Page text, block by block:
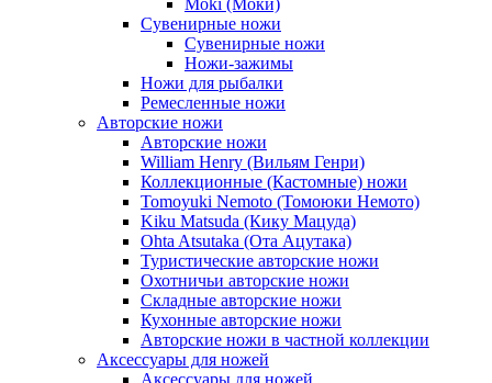
Сувенирные ножи
Сувенирные ножи
Ножи-зажимы
Ножи для рыбалки
Ремесленные ножи
Авторские ножи
Авторские ножи
William Henry (Вильям Генри)
Коллекционные (Кастомные) ножи
Tomoyuki Nemoto (Томоюки Немото)
Kiku Matsuda (Кику Мацуда)
Ohta Atsutaka (Ота Ацутака)
Туристические авторские ножи
Охотничьи авторские ножи
Складные авторские ножи
Кухонные авторские ножи
Авторские ножи в частной коллекции
Аксессуары для ножей
Аксессуары для ножей